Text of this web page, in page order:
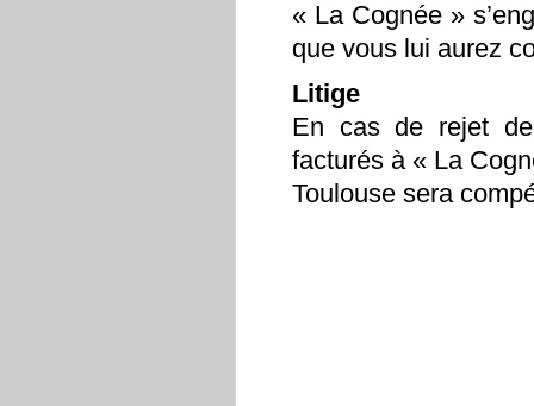
« La Cognée »
que vous lui aurez
Litige
En cas de rejet
facturés à « La
Toulouse sera